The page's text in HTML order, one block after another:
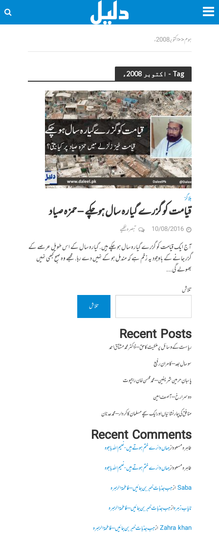
ہوم<<اکتوبر 2008ء
Tag - اکتوبر 2008ء
بلاگز
قیامت کو گزرے گیارہ سال ہوچکے – حمزہ صیاد
10/08/2016 تبصرہ لکھیے
آج ایک قیامت کو گزرے گیارہ سال ہوچکے ہیں. گیارہ سال کے اس طویل عرصے کے
گزر جانے کے باوجود یہ زخم ہے کہ مندمل ہو کے نہیں دے رہا. مجھے وہ صبح کبھی نہیں
بھولے گی...
تلاش
تلاش
Recent Posts
ریاست کے وسائل پر ملکیت کا حق – ڈاکٹر محمد مشتاق احمد
سو سال بعد – کامران رفیع
پاسبانِ حرمین شریفین – محمد محسن خان راجپوت
دوسرا رخ – آصف امین
منافق کی چار نشانیاں اور ایک سچے مسلمان کا کردار – محمد عدنان
Recent Comments
طاہرہ مسعودازجہاں دائرے ختم ہوتے ہیں- نعیم اللہ باجوہ
طاہرہ مسعودازجہاں دائرے ختم ہوتے ہیں- نعیم اللہ باجوہ
Sabaازجب جذبات خبر بن جائیں – فاطمۃالزہرہ
نایاب زہرہازجب جذبات خبر بن جائیں – فاطمۃالزہرہ
Zahra khanازجب جذبات خبر بن جائیں – فاطمۃالزہرہ